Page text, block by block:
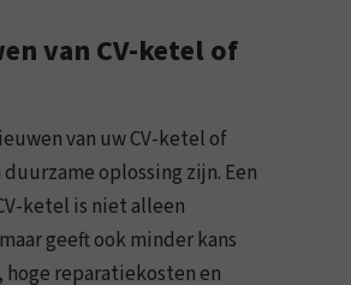
van CV-ketel of
van uw CV-ketel of
duurzame oplossing zijn. Een
ketel is niet alleen
geeft ook minder kans
hoge reparatiekosten en